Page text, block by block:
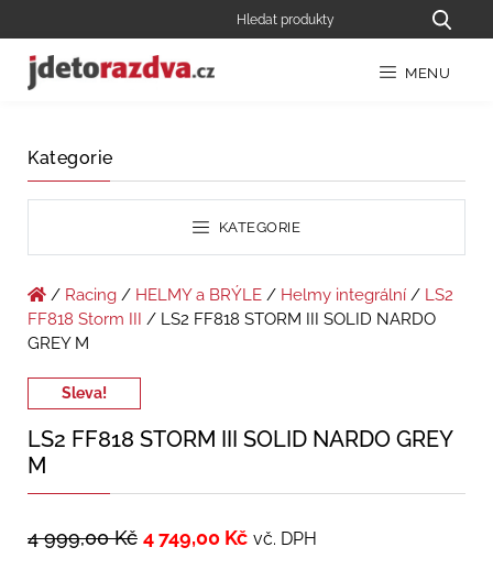
MENU
Kategorie
KATEGORIE
/ Racing / HELMY a BRÝLE / Helmy integrální / LS2
FF818 Storm III
/ LS2 FF818 STORM III SOLID NARDO
GREY M
Sleva!
LS2 FF818 STORM III SOLID NARDO GREY
M
4 999,00Kč 4 749,00 Kč vč. DPH